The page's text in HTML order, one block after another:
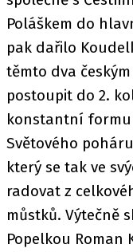
Poláškem do
pak dařilo
těmto dva
postoupit do 2.
konstantní
Světového
který se tak ve
radovat z
můstků. Výtečně
Popelkou Roman